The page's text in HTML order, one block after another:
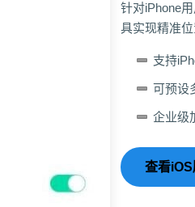
针对iPhone
具实现精准
支持
可预设
企业级
查看